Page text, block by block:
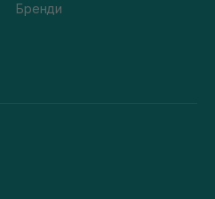
Бренди